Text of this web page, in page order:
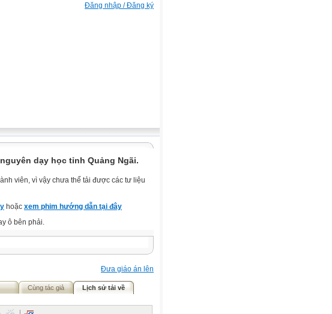
Đăng nhập / Đăng ký
dạy học tỉnh Quảng Ngãi.
viên, vì vậy chưa thể tải được các tư liệu
hoặc xem phim hướng dẫn tại đây
ô bên phải.
Đưa giáo án lên
Cùng tác giả Lịch sử tải về